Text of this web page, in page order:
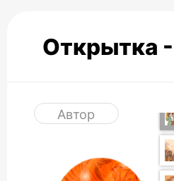
Открытка
Автор